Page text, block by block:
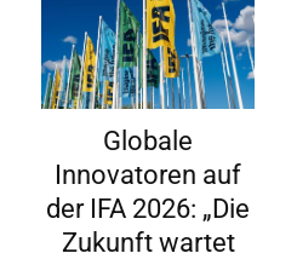
Globale
Innovatoren auf
der IFA 2026: „Die
Zukunft wartet